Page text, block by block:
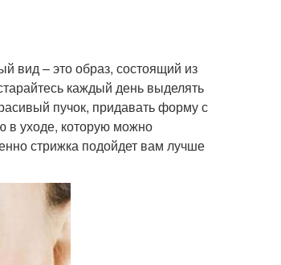
вид – это образ, состоящий из
каждый день выделять
пучок, придавать форму с
в уходе, которую можно
стрижка подойдет вам лучше